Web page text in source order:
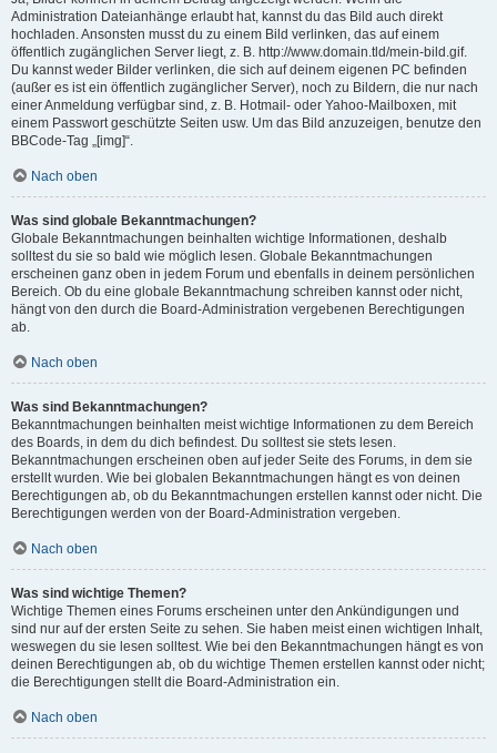
Administration Dateianhänge erlaubt hat, kannst du das Bild auch direkt
hochladen. Ansonsten musst du zu einem Bild verlinken, das auf einem
öffentlich zugänglichen Server liegt, z. B. http://www.domain.tld/mein-bild.gif.
Du kannst weder Bilder verlinken, die sich auf deinem eigenen PC befinden
(außer es ist ein öffentlich zugänglicher Server), noch zu Bildern, die nur nach
einer Anmeldung verfügbar sind, z. B. Hotmail- oder Yahoo-Mailboxen, mit
einem Passwort geschützte Seiten usw. Um das Bild anzuzeigen, benutze den
BBCode-Tag „[img]“.
Nach oben
Was sind globale Bekanntmachungen?
Globale Bekanntmachungen beinhalten wichtige Informationen, deshalb
solltest du sie so bald wie möglich lesen. Globale Bekanntmachungen
erscheinen ganz oben in jedem Forum und ebenfalls in deinem persönlichen
Bereich. Ob du eine globale Bekanntmachung schreiben kannst oder nicht,
hängt von den durch die Board-Administration vergebenen Berechtigungen
ab.
Nach oben
Was sind Bekanntmachungen?
Bekanntmachungen beinhalten meist wichtige Informationen zu dem Bereich
des Boards, in dem du dich befindest. Du solltest sie stets lesen.
Bekanntmachungen erscheinen oben auf jeder Seite des Forums, in dem sie
erstellt wurden. Wie bei globalen Bekanntmachungen hängt es von deinen
Berechtigungen ab, ob du Bekanntmachungen erstellen kannst oder nicht. Die
Berechtigungen werden von der Board-Administration vergeben.
Nach oben
Was sind wichtige Themen?
Wichtige Themen eines Forums erscheinen unter den Ankündigungen und
sind nur auf der ersten Seite zu sehen. Sie haben meist einen wichtigen Inhalt,
weswegen du sie lesen solltest. Wie bei den Bekanntmachungen hängt es von
deinen Berechtigungen ab, ob du wichtige Themen erstellen kannst oder nicht;
die Berechtigungen stellt die Board-Administration ein.
Nach oben